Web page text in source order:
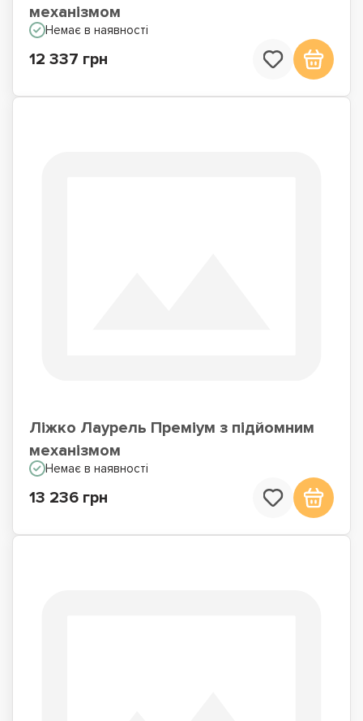
механізмом
Немає в наявності
12 337 грн
Ліжко Лаурель Преміум з підйомним
механізмом
Немає в наявності
13 236 грн